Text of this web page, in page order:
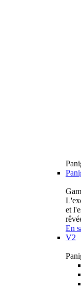
et
En
V2